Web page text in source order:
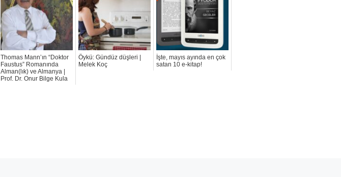
Thomas Mann’ın “Doktor
Faustus” Romanında
Alman(lık) ve Almanya |
Prof. Dr. Onur Bilge Kula
Öykü: Gündüz düşleri |
Melek Koç
İşte, mayıs ayında en çok
satan 10 e-kitap!